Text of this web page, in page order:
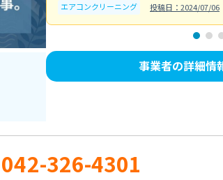
エアコンクリーニング 投稿日：2024/07/06
事業者の詳細情
042-326-4301